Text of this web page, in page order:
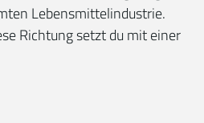
Lebensmittelindustrie.
Richtung setzt du mit einer